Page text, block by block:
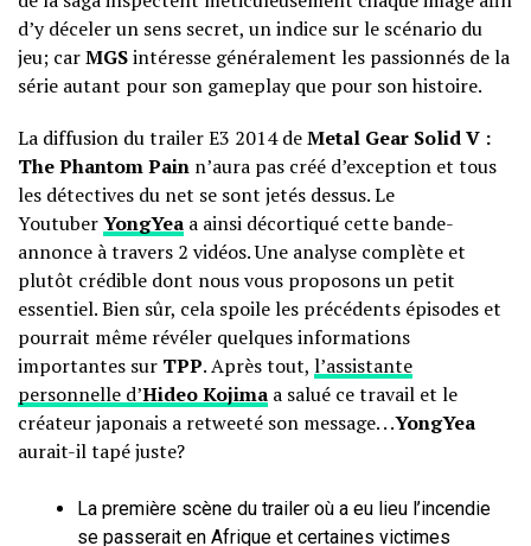
d’y déceler un sens secret, un indice sur le scénario du
jeu; carMGSintéresse généralement les passionnés de la
série autant pour son gameplay que pour son histoire.
La diffusion du trailer E3 2014 deMetal Gear Solid V :
The Phantom Pain n’aura pas créé d’exception et tous
les détectives du net se sont jetés dessus. Le
YoutuberYongYea a ainsi décortiqué cette bande-
annonce à travers 2 vidéos. Une analyse complète et
plutôt crédible dont nous vous proposons un petit
essentiel. Bien sûr, cela spoile les précédents épisodes et
pourrait même révéler quelques informations
importantes sur TPP. Après tout, l’assistante
personnelle d’Hideo Kojima a salué ce travail et le
créateur japonais a retweeté son message. . .YongYea
aurait-il tapé juste?
La première scène du trailer où a eu lieu l’incendie
se passerait en Afrique et certaines victimes